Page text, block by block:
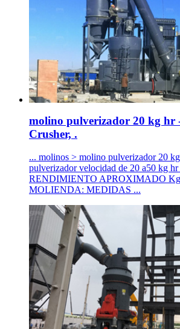
molino pulverizador 20 kg hr
Crusher, .
... molinos > molino pulverizador 20
pulverizador velocidad de 20 a50 kg hr
RENDIMIENTO APROXIMADO
MOLIENDA: MEDIDAS ...